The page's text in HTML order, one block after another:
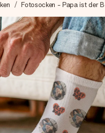
vor und schicken es
zum richtigen Zeitpunkt
meisten zählt.
Bewertungen)
bewerten uns mit
aller Länder, in
Fotosocken - Papa ist der